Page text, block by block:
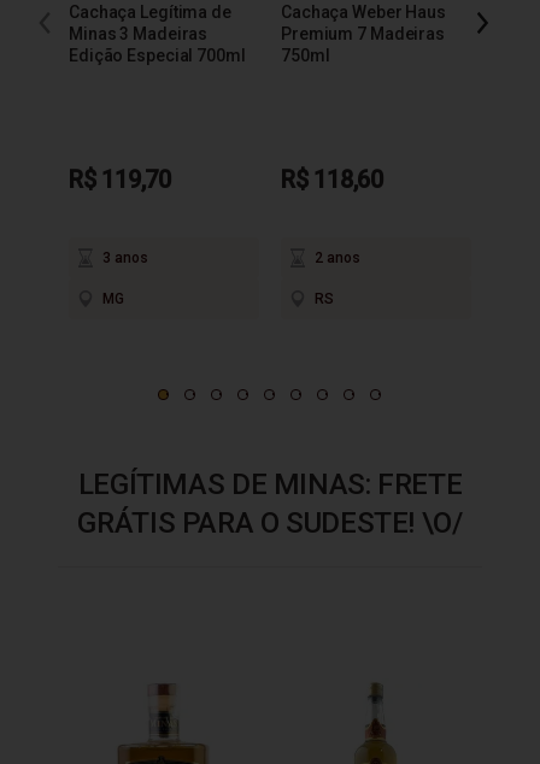
Cachaça Legítima de
Minas 3 Madeiras
Edição Especial 700ml
R$ 119,70
3 anos
MG
Cachaça Weber Haus
Premium 7 Madeiras
750ml
R$ 118,60
2 anos
RS
LEGÍTIMAS DE MINAS: FRETE
GRÁTIS PARA O SUDESTE! \O/